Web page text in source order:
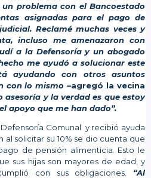
un problema con el Bancoestado
asignadas para el pago de
Reclamé muchas veces y
incluso me amenazaron con
a la Defensoría y un abogado
me ayudó a solucionar este
ayudando con otros asuntos
con lo mismo–agregó la vecina
asesoría y la verdad es que estoy
apoyo que me han dado”.
Comunal y recibió ayuda
solicitar su 10% se dio cuenta que
de pensión alimenticia. Esto le
sus hijas son mayores de edad, y
con sus obligaciones. “Al